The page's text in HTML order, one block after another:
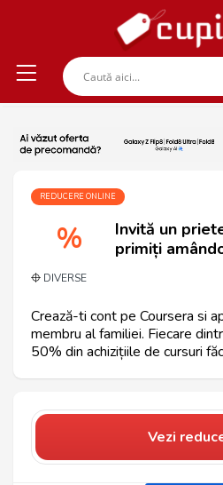
REDUCERE ONLINE
%
Invită un
primiți
DIVERSE
Crează-ti cont pe Coursera si
membru al familiei. Fiecare
50% din achizițiile de cursuri
Vezi